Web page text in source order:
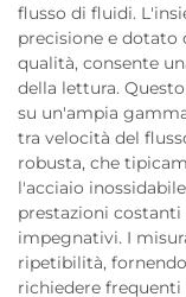
flusso di fluidi.
precisione e dotato
qualità, consente
della lettura.
su un'ampia
tra velocità del
robusta, che
l'acciaio
prestazioni
impegnativi. I
ripetibilità,
richiedere